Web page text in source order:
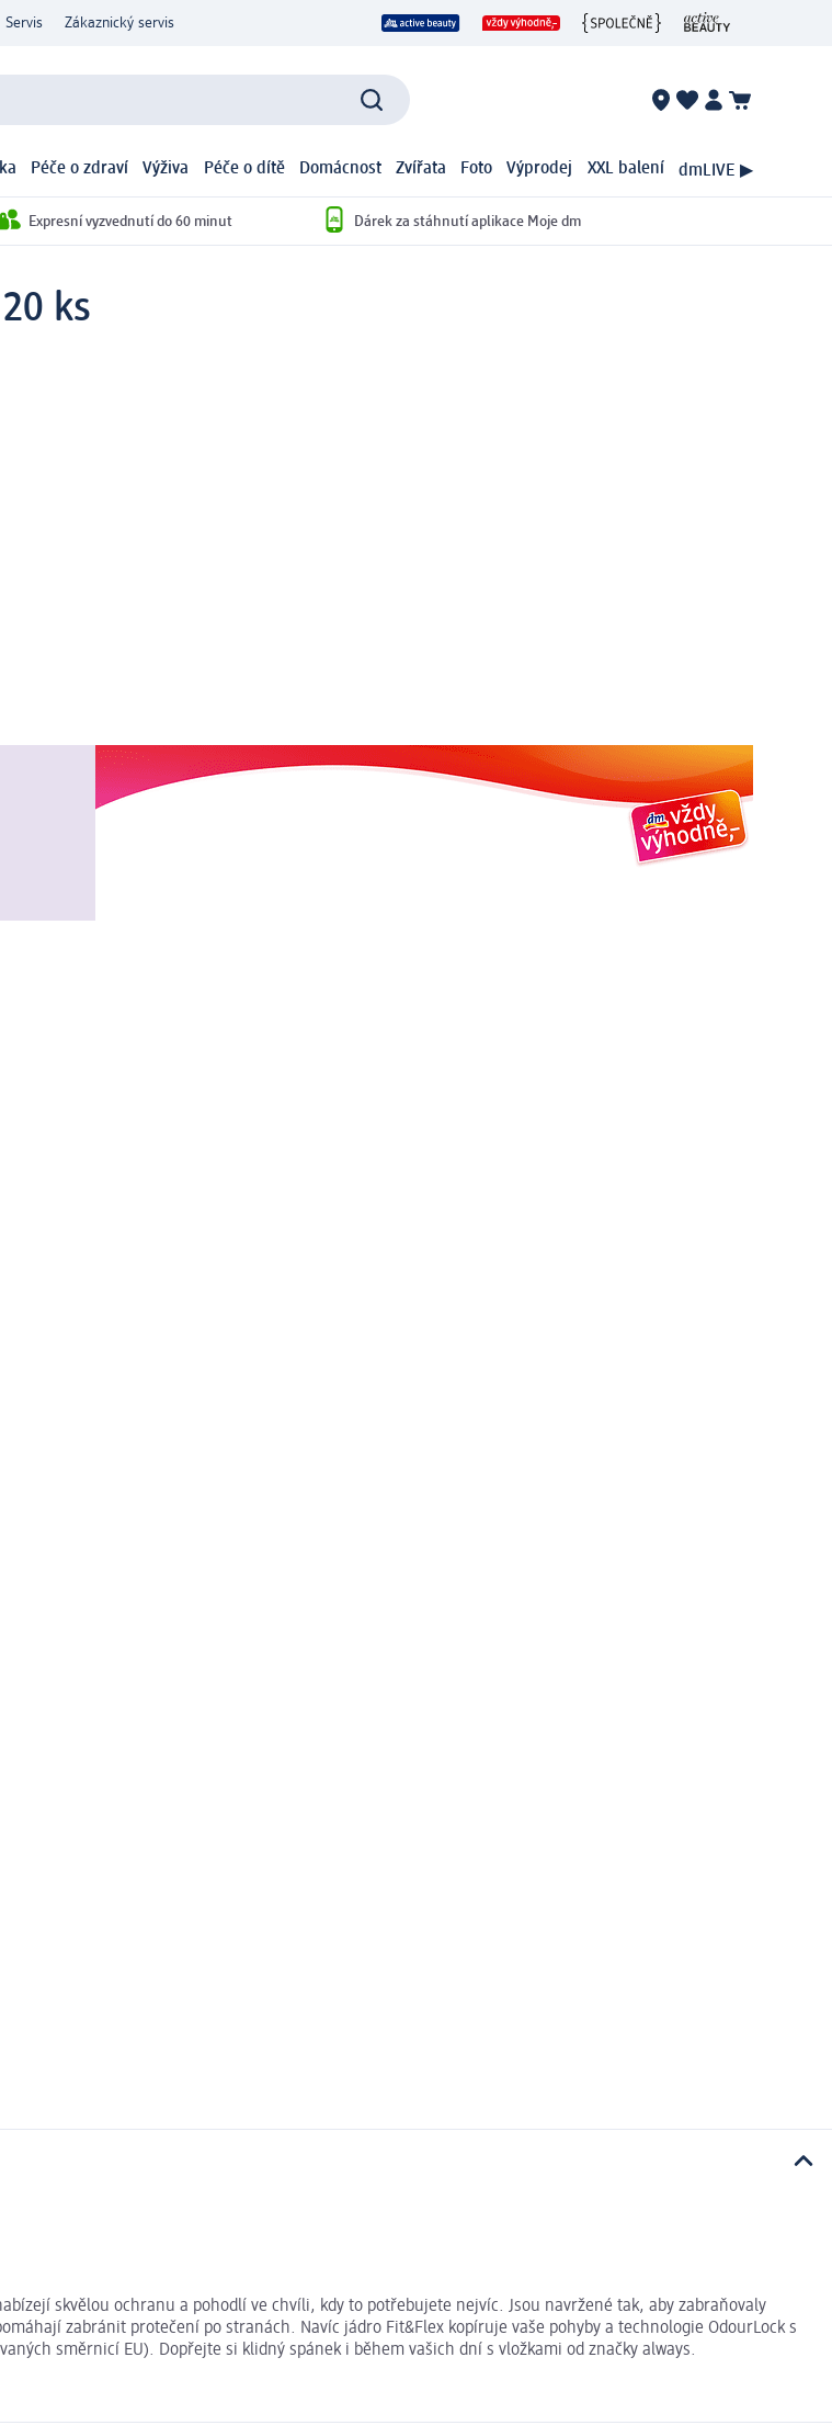
Servis Zákaznický servis
Péče o zdraví Výživa Péče o dítě Domácnost Zvířata Foto Výprodej XXL balení dmLIVE ▶
Expresní vyzvednutí do 60 minut Dárek za stáhnutí aplikace Moje dm
ks
skvělou ochranu a pohodlí ve chvíli, kdy to potřebujete nejvíc. Jsou navržené tak, aby zabraňovaly
zabránit protečení po stranách. Navíc jádro Fit&Flex kopíruje vaše pohyby a technologie OdourLock s
směrnicí EU). Dopřejte si klidný spánek i během vašich dní s vložkami od značky always.